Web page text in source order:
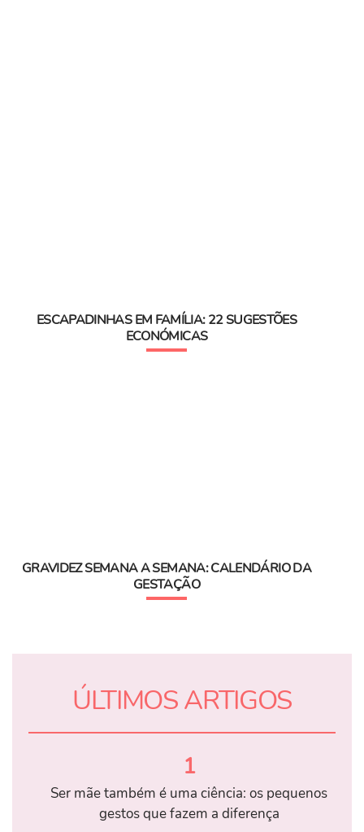
ESCAPADINHAS EM FAMÍLIA: 22 SUGESTÕES
ECONÓMICAS
GRAVIDEZ SEMANA A SEMANA: CALENDÁRIO DA
GESTAÇÃO
ÚLTIMOS ARTIGOS
1
Ser mãe também é uma ciência: os pequenos
gestos que fazem a diferença